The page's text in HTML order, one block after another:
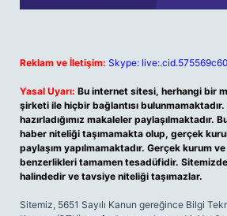
Reklam ve İletişim: Skype:
Yasal Uyarı: Bu internet sitesi, herhangi bir
şirketi ile hiçbir bağlantısı
hazırladığımız makaleler paylaşılmaktadır.
haber niteliği taşımamakta olup, gerçek
paylaşım yapılmamaktadır. Gerçek kurum
benzerlikleri tamamen tesadüfidir.
halindedir ve tavsiye niteliği taşımazlar.
Sitemiz, 5651 Sayılı Kanun gereğince Bilgi